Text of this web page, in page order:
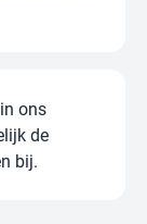
in ons
de
bij.